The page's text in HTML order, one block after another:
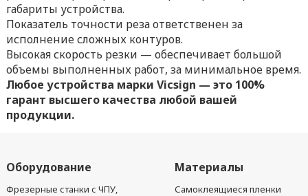
габариты устройства.
Показатель точности реза ответственен за
исполнение сложных контуров.
Высокая скорость резки — обеспечивает большой
объемы выполненных работ, за минимальное время.
Любое устройства марки Vicsign — это 100%
гарант высшего качества любой вашей
продукции.
Оборудование
Фрезерные станки с ЧПУ,
Материалы
Самоклеящиеся пленки